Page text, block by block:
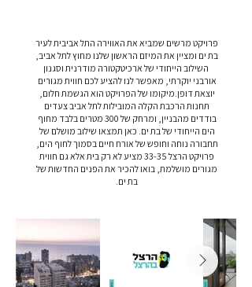
פרויקט מרשים שמביא את האווירה התל אביבית לעיר
בת ים ומציין את המיזם הראשון שלנו מחוץ לתל אביב,
השילוב הייחודי של ארכיטקטורה מודרנית וסגנון
אורבני יוקרתי, מאפשר לנו להציע לכם חווית מגורים
יוצאת דופן.מיקומו של הפרויקט הוא הגשמת חלום,
תחנות הרכבת הקלה המובילות לתל אביב צעדים
בודדים מהבניין, ומרחק של 300 מטרים בלבד מחוף
הים הייחודי של בת ים. כאן תמצאו שילוב מושלם של
תחבורה נוחה וחופש של אורח חיים בסמוך לחוף הים,
פרויקט הרצל 33-35 מציע לא רק בית אלא גם חווית
מגורים מושלמת, בואו להכיר את הפנים החדשות של
בת ים.